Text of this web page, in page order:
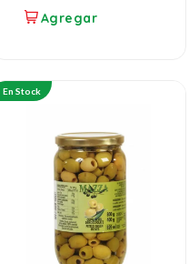
En Stock